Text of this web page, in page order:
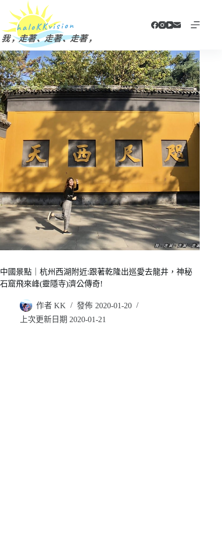
主
要
內
容
中國景點｜杭州西湖附近:跟著乾隆出巡愛去龍井，神秘
石窟飛來峰(靈隱寺)濟公傳奇!
作者 KK 發佈 2020-01-20
上次更新日期 2020-01-21